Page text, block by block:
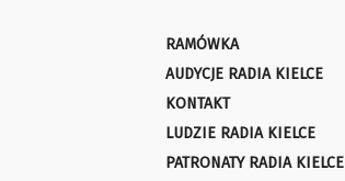
RAMÓWKA
AUDYCJE RADIA KIELCE
KONTAKT
LUDZIE RADIA KIELCE
PATRONATY RADIA KIELCE